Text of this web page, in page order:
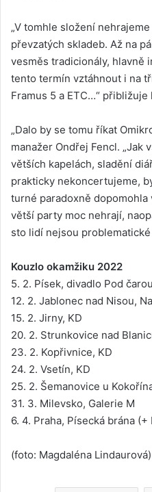
„V tomhle složení
převzatých skladeb. Až na
vesměs tradicionály, hlavně
tento termín vztáhnout i na
Framus 5 a ETC…“ přibližuje
„Dalo by se tomu říkat
manažer Ondřej Fencl. „Jak
větších kapelách, sladění
prakticky nekoncertujeme,
turné paradoxně
větší party moc nehrají,
sto lidí nejsou
Kouzlo okamžiku 2022
5. 2. Písek, divadlo Pod čarou
12. 2. Jablonec nad Nisou,
15. 2. Jirny, KD
20. 2. Strunkovice nad
23. 2. Kopřivnice, KD
24. 2. Vsetín, KD
25. 2. Šemanovice u
31. 3. Milevsko, Galerie M
6. 4. Praha, Písecká brána
(foto: Magdaléna Lindaurová)